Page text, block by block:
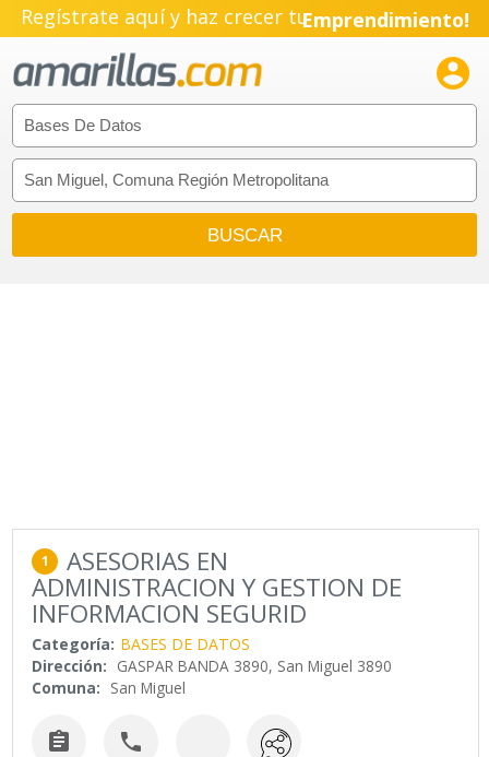
Regístrate aquí y haz crecer tuEmprendimiento!

1 ASESORIAS EN
ADMINISTRACION Y GESTION DE
INFORMACION SEGURID
Categoría: BASES DE DATOS
Dirección: GASPAR BANDA 3890, San Miguel 3890
Comuna: San Miguel
 